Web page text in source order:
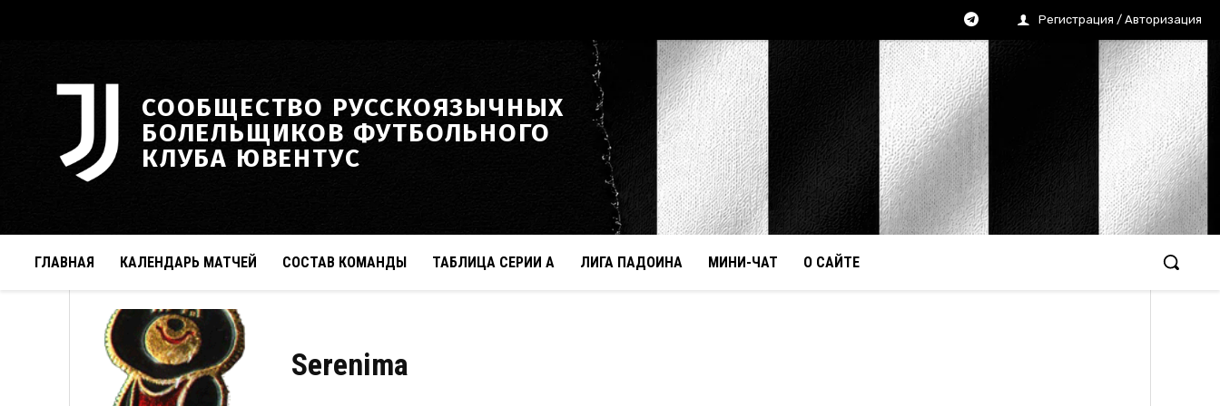
Регистрация / Авторизация
СООБЩЕСТВО РУССКОЯЗЫЧНЫХ
БОЛЕЛЬЩИКОВ ФУТБОЛЬНОГО
КЛУБА ЮВЕНТУС
ГЛАВНАЯ КАЛЕНДАРЬ МАТЧЕЙ СОСТАВ КОМАНДЫ ТАБЛИЦА СЕРИИ А ЛИГА ПАДОИНА МИНИ-ЧАТ О САЙТЕ
Serenima